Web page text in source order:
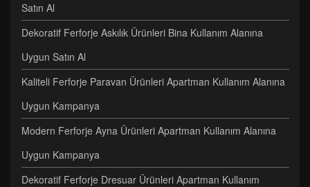
Satın Al
Dekoratif Ferforje Askılık Ürünleri Bina Kullanım Alanına
Uygun Satın Al
Kaliteli Ferforje Paravan Ürünleri Apartman Kullanım Alanına
Uygun Kampanya
Modern Ferforje Ayna Ürünleri Apartman Kullanım Alanına
Uygun Kampanya
Dekoratif Ferforje Dresuar Ürünleri Apartman Kullanım